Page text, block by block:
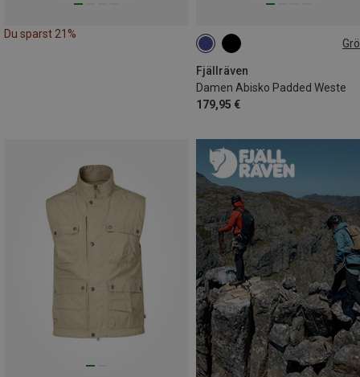
Du sparst 21%
Fjällräven
Damen Abisko Padded Weste
179,95 €
XXS